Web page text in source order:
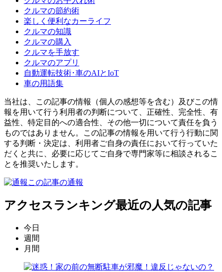
クルマの節約術
楽しく便利なカーライフ
クルマの知識
クルマの購入
クルマを手放す
クルマのアプリ
自動運転技術･車のAIとIoT
車の用語集
当社は、この記事の情報（個人の感想等を含む）及びこの情
報を用いて行う利用者の判断について、正確性、完全性、有
益性、特定目的への適合性、その他一切について責任を負う
ものではありません。この記事の情報を用いて行う行動に関
する判断・決定は、利用者ご自身の責任において行っていた
だくと共に、必要に応じてご自身で専門家等に相談されるこ
とを推奨いたします。
この記事の通報
アクセスランキング最近の人気の記事
今日
週間
月間